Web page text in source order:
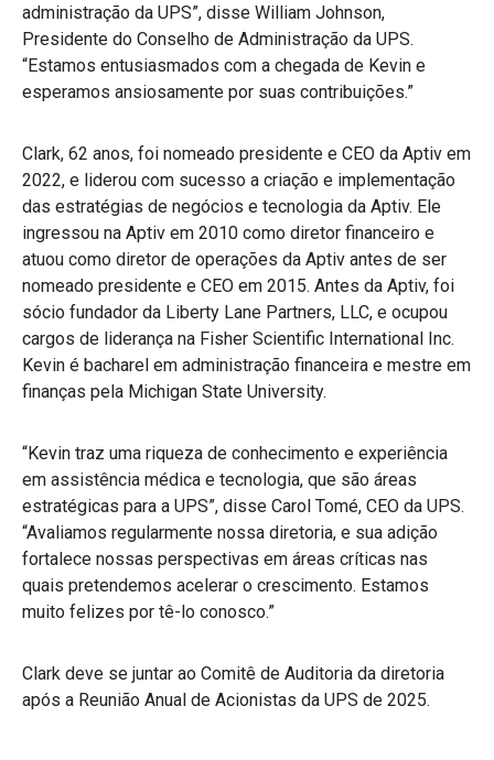
administração da UPS”, disse William Johnson,
Presidente do Conselho de Administração da UPS.
“Estamos entusiasmados com a chegada de Kevin e
esperamos ansiosamente por suas contribuições.”
Clark, 62 anos, foi nomeado presidente e CEO da Aptiv em
2022, e liderou com sucesso a criação e implementação
das estratégias de negócios e tecnologia da Aptiv. Ele
ingressou na Aptiv em 2010 como diretor financeiro e
atuou como diretor de operações da Aptiv antes de ser
nomeado presidente e CEO em 2015. Antes da Aptiv, foi
sócio fundador da Liberty Lane Partners, LLC, e ocupou
cargos de liderança na Fisher Scientific International Inc.
Kevin é bacharel em administração financeira e mestre em
finanças pela Michigan State University.
“Kevin traz uma riqueza de conhecimento e experiência
em assistência médica e tecnologia, que são áreas
estratégicas para a UPS”, disse Carol Tomé, CEO da UPS.
“Avaliamos regularmente nossa diretoria, e sua adição
fortalece nossas perspectivas em áreas críticas nas
quais pretendemos acelerar o crescimento. Estamos
muito felizes por tê-lo conosco.”
Clark deve se juntar ao Comitê de Auditoria da diretoria
após a Reunião Anual de Acionistas da UPS de 2025.